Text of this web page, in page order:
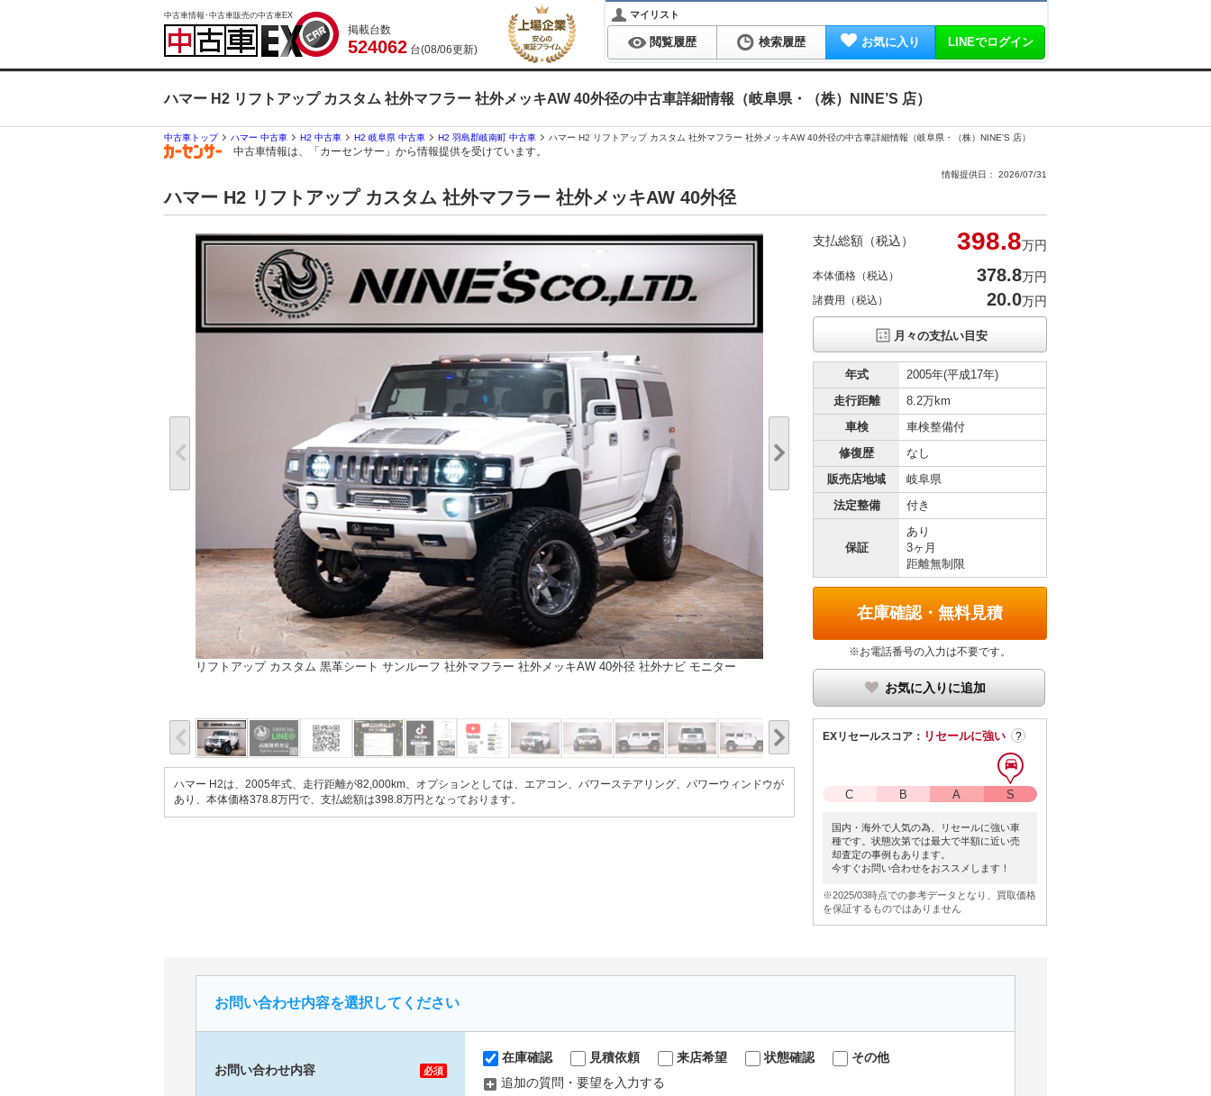
中古車情報･中古車販売の中古車EX
掲載台数
524062 台(08/06更新)
マイリスト
閲覧履歴 検索履歴 お気に入り LINEでログイン
ハマー H2 リフトアップ カスタム 社外マフラー 社外メッキAW 40外径の中古車詳細情報（岐阜県・（株）NINE’S 店）
中古車トップ ハマー 中古車 H2 中古車 H2 岐阜県 中古車 H2 羽島郡岐南町 中古車 ハマー H2 リフトアップ カスタム 社外マフラー 社外メッキAW 40外径の中古車詳細情報（岐阜県・（株）NINE’S 店）
中古車情報は、「カーセンサー」から情報提供を受けています。
情報提供日： 2026/07/31
ハマー H2 リフトアップ カスタム 社外マフラー 社外メッキAW 40外径
リフトアップ カスタム 黒革シート サンルーフ 社外マフラー 社外メッキAW 40外径 社外ナビ モニター
ハマー H2は、2005年式、走行距離が82,000km、オプションとしては、エアコン、パワーステアリング、パワーウィンドウが
あり、本体価格378.8万円で、支払総額は398.8万円となっております。
支払総額（税込） 398.8万円
本体価格（税込） 378.8万円
諸費用（税込） 20.0万円
月々の支払い目安
年式
2005年(平成17年)
走行距離
8.2万km
車検
車検整備付
修復歴
なし
販売店地域
岐阜県
法定整備
付き
保証
あり
3ヶ月
距離無制限
在庫確認・無料見積
※お電話番号の入力は不要です。
お気に入りに追加
EXリセールスコア： リセールに強い ?
C B A S
国内・海外で人気の為、リセールに強い車
種です。状態次第では最大で半額に近い売
却査定の事例もあります。
今すぐお問い合わせをおススメします！
※2025/03時点での参考データとなり、買取価格
を保証するものではありません
お問い合わせ内容を選択してください
お問い合わせ内容 必須
在庫確認 見積依頼 来店希望 状態確認
その他
追加の質問・要望を入力する